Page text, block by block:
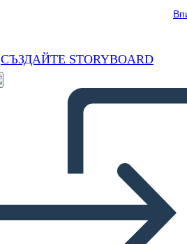
СЪЗДАЙТЕ STORYBOARD